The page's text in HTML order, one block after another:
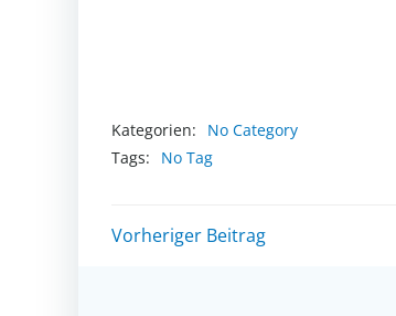
Kategorien:
No Category
Tags:
No Tag
Post
Vorheriger Beitrag